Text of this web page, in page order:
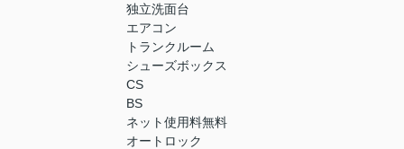
独立洗面台
エアコン
トランクルーム
シューズボックス
CS
BS
ネット使用料無料
オートロック